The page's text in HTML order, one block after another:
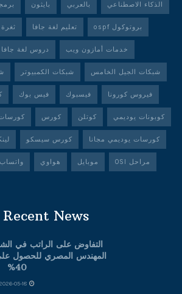
الذكاء الاصطناعي بالعربي بايثون
بروتوكول ospf تعليم لغة جافا ثغرة
خدمات أمازون ويب دروس لغة جافا
شبكات الجيل الخامس شبكات الكمبيوتر
فيروس كورونا فيسبوك فيس بوك
كوبونات يوديمي كوتلن كورس
كورسات يوديمي مجانا كورس سيسكو
مراحل OSI موبايل هواوي واتساب
Recent News
التفاوض على الراتب في
40%